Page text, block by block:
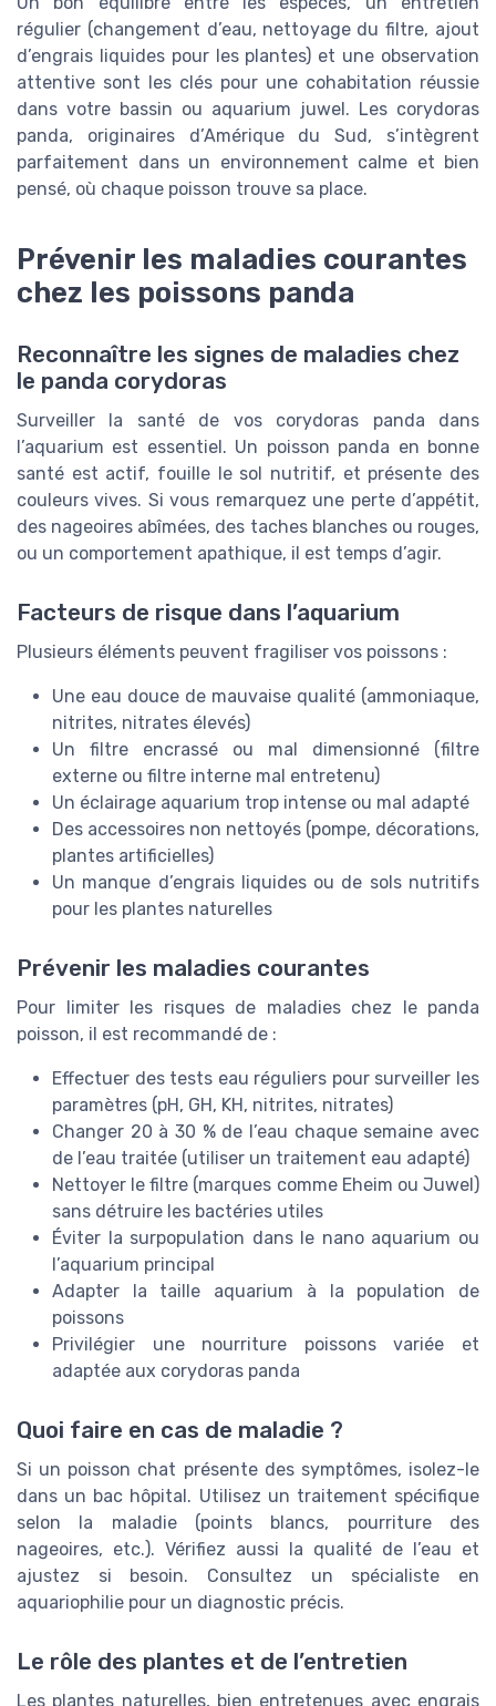
régulier (changement d’eau, nettoyage du filtre, ajout
d’engrais liquides pour les plantes) et une observation
attentive sont les clés pour une cohabitation réussie
dans votre bassin ou aquarium juwel. Les corydoras
panda, originaires d’Amérique du Sud, s’intègrent
parfaitement dans un environnement calme et bien
pensé, où chaque poisson trouve sa place.
Prévenir les maladies courantes
chez les poissons panda
Reconnaître les signes de maladies chez
le panda corydoras
Surveiller la santé de vos corydoras panda dans
l’aquarium est essentiel. Un poisson panda en bonne
santé est actif, fouille le sol nutritif, et présente des
couleurs vives. Si vous remarquez une perte d’appétit,
des nageoires abîmées, des taches blanches ou rouges,
ou un comportement apathique, il est temps d’agir.
Facteurs de risque dans l’aquarium
Plusieurs éléments peuvent fragiliser vos poissons :
Une eau douce de mauvaise qualité (ammoniaque,
nitrites, nitrates élevés)
Un filtre encrassé ou mal dimensionné (filtre
externe ou filtre interne mal entretenu)
Un éclairage aquarium trop intense ou mal adapté
Des accessoires non nettoyés (pompe, décorations,
plantes artificielles)
Un manque d’engrais liquides ou de sols nutritifs
pour les plantes naturelles
Prévenir les maladies courantes
Pour limiter les risques de maladies chez le panda
poisson, il est recommandé de :
Effectuer des tests eau réguliers pour surveiller les
paramètres (pH, GH, KH, nitrites, nitrates)
Changer 20 à 30 % de l’eau chaque semaine avec
de l’eau traitée (utiliser un traitement eau adapté)
Nettoyer le filtre (marques comme Eheim ou Juwel)
sans détruire les bactéries utiles
Éviter la surpopulation dans le nano aquarium ou
l’aquarium principal
Adapter la taille aquarium à la population de
poissons
Privilégier une nourriture poissons variée et
adaptée aux corydoras panda
Quoi faire en cas de maladie ?
Si un poisson chat présente des symptômes, isolez-le
dans un bac hôpital. Utilisez un traitement spécifique
selon la maladie (points blancs, pourriture des
nageoires, etc.). Vérifiez aussi la qualité de l’eau et
ajustez si besoin. Consultez un spécialiste en
aquariophilie pour un diagnostic précis.
Le rôle des plantes et de l’entretien
Les plantes naturelles, bien entretenues avec engrais